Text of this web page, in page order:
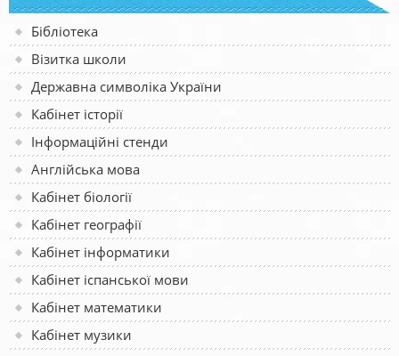
Бібліотека
Візитка школи
Державна символіка України
Кабінет історії
Інформаційні стенди
Англійська мова
Кабінет біології
Кабінет географії
Кабінет інформатики
Кабінет іспанської мови
Кабінет математики
Кабінет музики